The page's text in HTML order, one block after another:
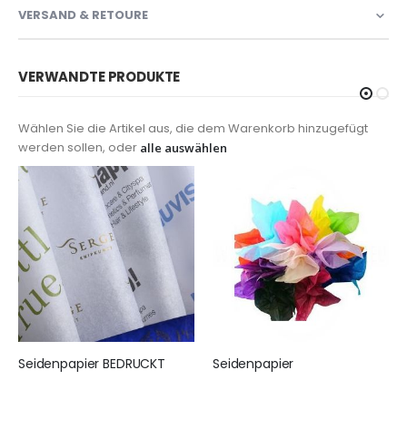
VERSAND & RETOURE
VERWANDTE PRODUKTE
Wählen Sie die Artikel aus, die dem Warenkorb hinzugefügt
werden sollen, oder alle auswählen
Seidenpapier BEDRUCKT Seidenpapier